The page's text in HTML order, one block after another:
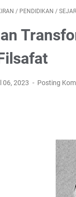
/ PENDIDIKAN /
06, 2023 Posting
dalam Pandangan
Hukum
awal pemikiran
tujuan teori hukum